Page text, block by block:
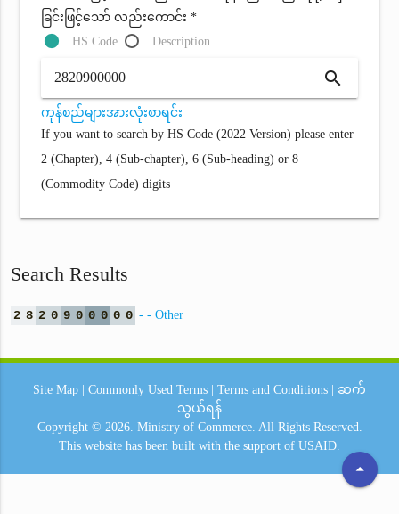
ခြင်းဖြင့်သော် လည်းကောင်း *
HS Code
Description
search
ကုန်စည်များအားလုံးစာရင်း
If you want to search by HS Code (2022 Version) please enter
2 (Chapter), 4 (Sub-chapter), 6 (Sub-heading) or 8
(Commodity Code) digits
Search Results
2 8 2 0 9 0 0 0 0 0 - - Other
arrow_drop_up
Site Map Commonly Used Terms Terms and Conditions
ဆက်
သွယ်ရန်
Copyright © 2026. Ministry of Commerce. All Rights Reserved.
This website has been built with the support of USAID.